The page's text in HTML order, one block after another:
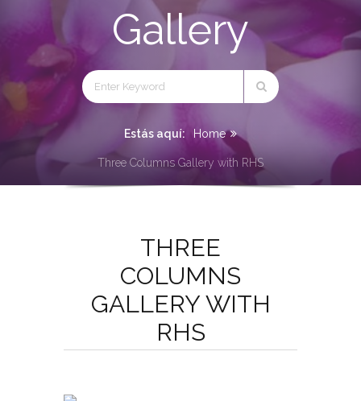
Gallery
Estás aquí: Home
Three Columns Gallery with RHS
THREE
COLUMNS
GALLERY WITH
RHS